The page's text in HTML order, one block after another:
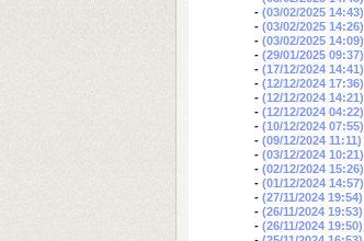
- (03/02/2025 14:43)
- (03/02/2025 14:26)
- (03/02/2025 14:09)
- (29/01/2025 09:37)
- (17/12/2024 14:41)
- (12/12/2024 17:36)
- (12/12/2024 14:21)
- (12/12/2024 04:22)
- (10/12/2024 07:55)
- (09/12/2024 11:11)
- (03/12/2024 10:21)
- (02/12/2024 15:26)
- (01/12/2024 14:57)
- (27/11/2024 19:54)
- (26/11/2024 19:53)
- (26/11/2024 19:50)